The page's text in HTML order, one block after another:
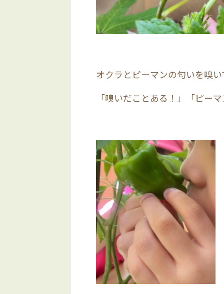
オクラとピーマンの匂いを嗅
「嗅いだことある！」「ピー